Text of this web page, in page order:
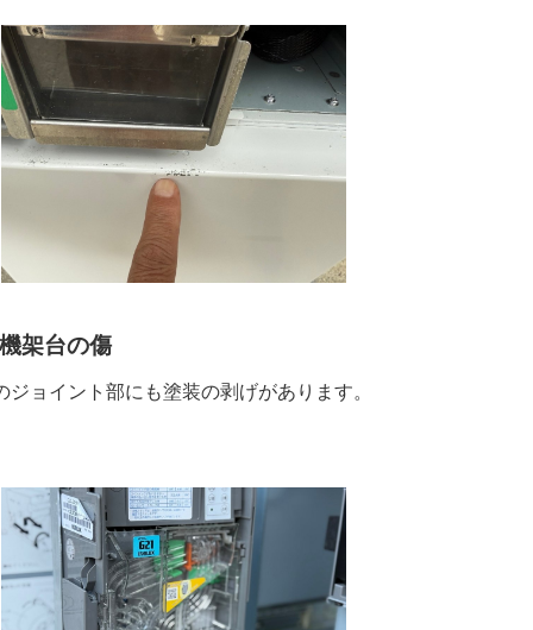
架台の傷
ジョイント部にも塗装の剥げがあります。